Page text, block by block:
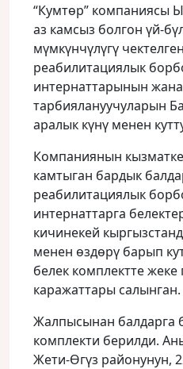
“Кумтөр” компаниясы
аз камсыз болгон үй-
мүмкүнчүлүгү
реабилитациялык
интернаттарынын
тарбиялануучуларын
аралык күнү менен
Компаниянын
камтыган бардык
реабилитациялык
интернаттарга
кичинекей
менен өздөрү барып
белек комплектте
каражаттары салынган.
Жалпысынан балдарга
комплекти берилди.
Жети-Өгүз районунун,